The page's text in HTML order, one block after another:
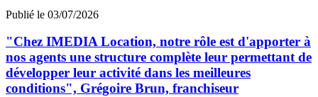
Publié le 03/07/2026
"Chez IMEDIA Location, notre rôle est d'apporter à
nos agents une structure complète leur permettant de
développer leur activité dans les meilleures
conditions", Grégoire Brun, franchiseur